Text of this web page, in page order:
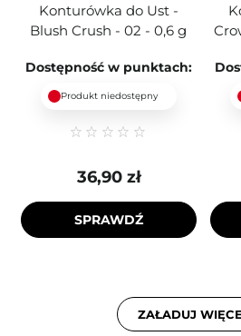
Konturówka do Ust -
Blush Crush - 02 - 0,6 g
Dostępność w punktach:
Produkt niedostępny
36,90 zł
SPRAWDŹ
ZAŁADUJ